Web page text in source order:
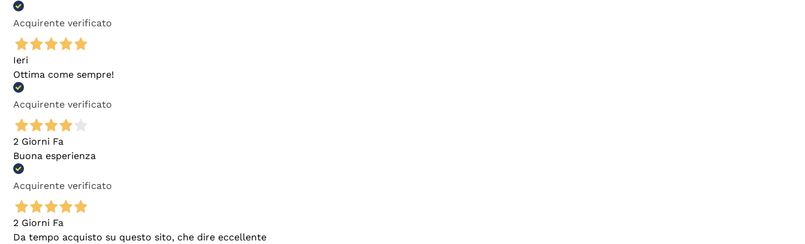
Acquirente verificato
Ieri
Ottima come sempre!
Acquirente verificato
2 Giorni Fa
Buona esperienza
Acquirente verificato
2 Giorni Fa
Da tempo acquisto su questo sito, che dire eccellente